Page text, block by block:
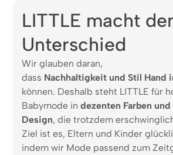
LITTLE macht
Unterschied
Wir glauben daran,
dass Nachhaltigkeit und Stil Hand
können. Deshalb steht LITTLE für
Babymode in dezenten Farben
Design, die trotzdem
Ziel ist es, Eltern und Kinder
indem wir Mode passend zum